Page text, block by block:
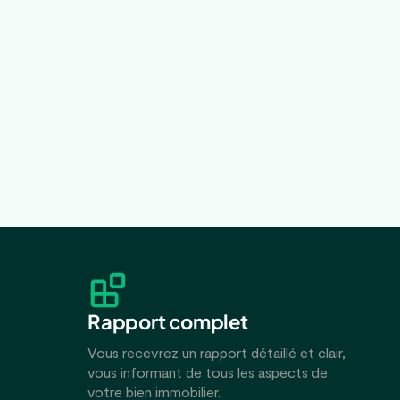
Rapport complet
Vous recevrez un rapport détaillé et clair,
vous informant de tous les aspects de
votre bien immobilier.